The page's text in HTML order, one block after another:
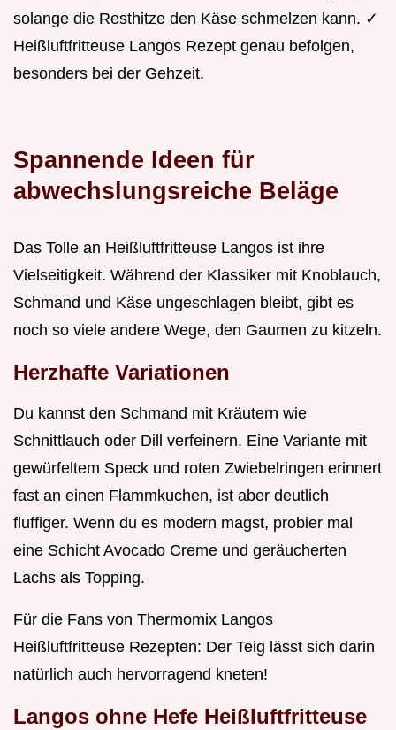
solange die Resthitze den Käse schmelzen kann. ✓
Heißluftfritteuse Langos Rezept genau befolgen,
besonders bei der Gehzeit.
Spannende Ideen für
abwechslungsreiche Beläge
Das Tolle an Heißluftfritteuse Langos ist ihre
Vielseitigkeit. Während der Klassiker mit Knoblauch,
Schmand und Käse ungeschlagen bleibt, gibt es
noch so viele andere Wege, den Gaumen zu kitzeln.
Herzhafte Variationen
Du kannst den Schmand mit Kräutern wie
Schnittlauch oder Dill verfeinern. Eine Variante mit
gewürfeltem Speck und roten Zwiebelringen erinnert
fast an einen Flammkuchen, ist aber deutlich
fluffiger. Wenn du es modern magst, probier mal
eine Schicht Avocado Creme und geräucherten
Lachs als Topping.
Für die Fans von Thermomix Langos
Heißluftfritteuse Rezepten: Der Teig lässt sich darin
natürlich auch hervorragend kneten!
Langos ohne Hefe Heißluftfritteuse